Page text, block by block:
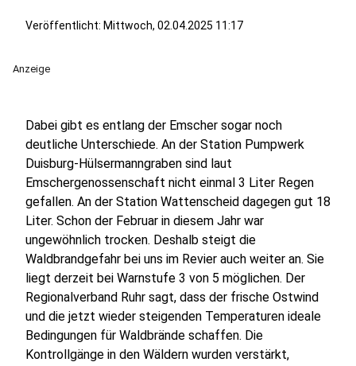
Veröffentlicht: Mittwoch, 02.04.2025 11:17
Anzeige
Dabei gibt es entlang der Emscher sogar noch
deutliche Unterschiede. An der Station Pumpwerk
Duisburg-Hülsermanngraben sind laut
Emschergenossenschaft nicht einmal 3 Liter Regen
gefallen. An der Station Wattenscheid dagegen gut 18
Liter. Schon der Februar in diesem Jahr war
ungewöhnlich trocken. Deshalb steigt die
Waldbrandgefahr bei uns im Revier auch weiter an. Sie
liegt derzeit bei Warnstufe 3 von 5 möglichen. Der
Regionalverband Ruhr sagt, dass der frische Ostwind
und die jetzt wieder steigenden Temperaturen ideale
Bedingungen für Waldbrände schaffen. Die
Kontrollgänge in den Wäldern wurden verstärkt,